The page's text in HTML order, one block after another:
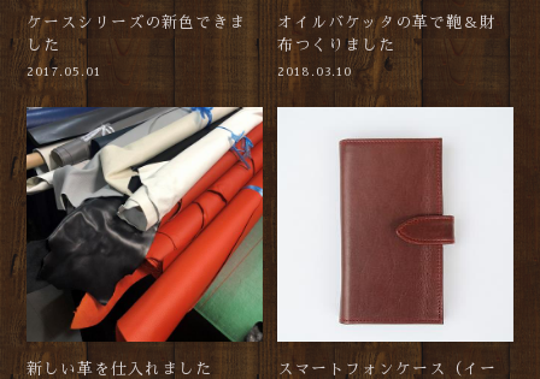
ケースシリーズの新色できま
した
2017.05.01
オイルバケッタの革で鞄＆財
布つくりました
2018.03.10
新しい革を仕入れました
スマートフォンケース（イー